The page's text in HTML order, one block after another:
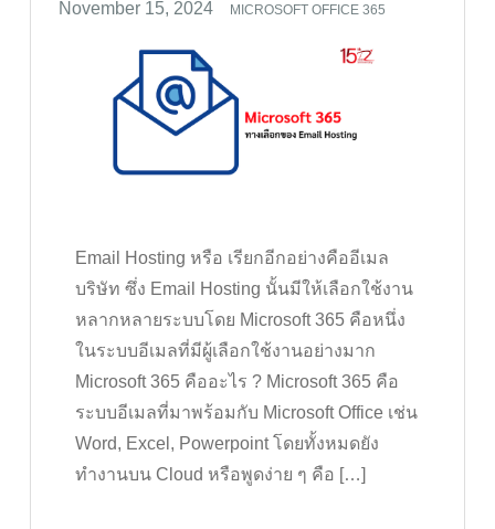
MICROSOFT OFFICE 365
Email Hosting หรือ เรียกอีกอย่างคืออีเมล
บริษัท ซึ่ง Email Hosting นั้นมีให้เลือกใช้งาน
หลากหลายระบบโดย Microsoft 365 คือหนึ่ง
ในระบบอีเมลที่มีผู้เลือกใช้งานอย่างมาก
Microsoft 365 คืออะไร ? Microsoft 365 คือ
ระบบอีเมลที่มาพร้อมกับ Microsoft Office เช่น
Word, Excel, Powerpoint โดยทั้งหมดยัง
ทำงานบน Cloud หรือพูดง่าย ๆ คือ […]